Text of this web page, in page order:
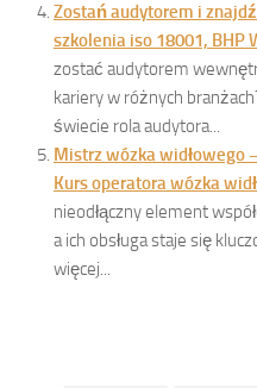
Zostań audytorem i
szkolenia iso 18001, BHP
zostać audytorem
kariery w różnych
świecie rola audytora...
Mistrz wózka widłowego
Kurs operatora wózka
nieodłączny element
a ich obsługa staje się
więcej...